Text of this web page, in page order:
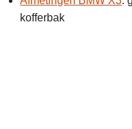
kofferbak